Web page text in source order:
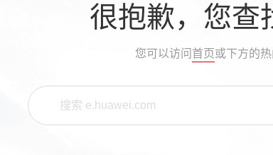
很抱歉，您查
您可以访问 首页或下方的